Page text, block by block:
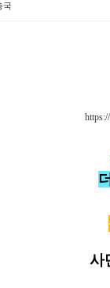
국
사